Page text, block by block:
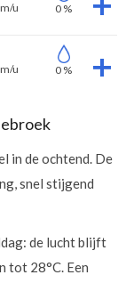
u 0 %
u 0 %
in de ochtend. De
snel stijgend
de lucht blijft
tot 28°C. Een